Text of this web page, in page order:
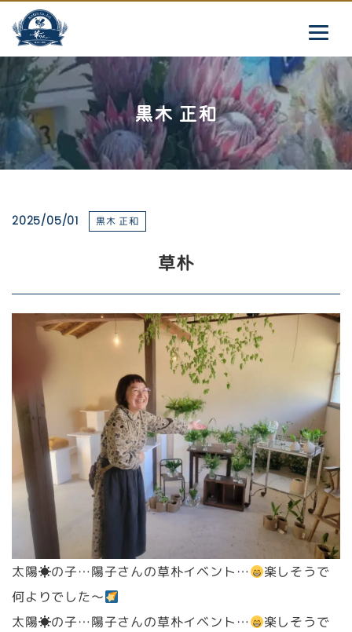
黒木 正和
2025/05/01 黒木 正和
草朴
太陽☀の子…陽子さんの草朴イベント…
楽しそうで
何よりでした～
太陽☀の子…陽子さんの草朴イベント…
楽しそうで